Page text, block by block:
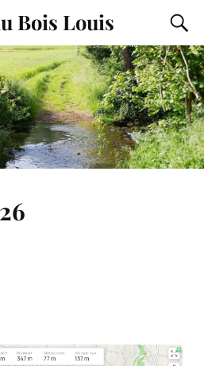
Bois Louis